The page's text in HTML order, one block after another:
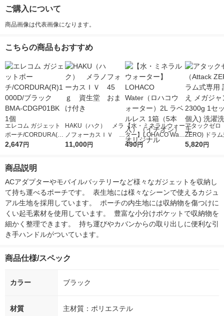
ご購入について
商品画像は代表画像になります。
こちらの商品もおすすめ
エレコム ガジェット
ポーチ/CORDURA(R)
1000D/ブラック BMA
2,647円
HAKU（ハク） メラ
ノフォーカスＩＶ 4
5ｇ 資生堂 おまけ
11,000円
【水・ミネラルウォー
ター】LOHACO Wate
r（ロハコウォータ
490円
アタックゼロ
ZERO) ドラ
詰め替え メガ
5,820円
商品説明
ACアダプターやモバイルバッテリーなど様々なガジェットを収納し
て持ち運べるポーチです。  表生地には様々なシーンで使えるカジュ
アル生地を採用しています。  ポーチの内生地には収納物を傷つけに
くい起毛素材を使用しています。  豊富な小分けポケットで収納物を
細かく整理できます。  持ち運びやカバンからの取り出しに便利な引
き手ハンドルがついています。
商品仕様/スペック
カラー ブラック
材質 主材質：ポリエステル